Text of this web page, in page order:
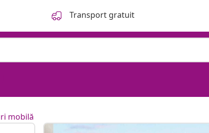
Transport gratuit
mobilă